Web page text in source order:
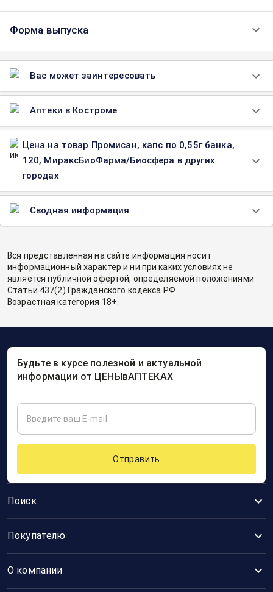
Форма выпуска
Вас может заинтересовать
Аптеки в Костроме
Цена на товар Промисан, капс по 0,55г банка,
120, МираксБиоФарма/Биосфера в других
городах
Сводная информация
Вся представленная на сайте информация носит
информационный характер и ни при каких условиях не
является публичной офертой, определяемой положениями
Статьи 437(2) Гражданского кодекса РФ.
Возрастная категория 18+.
Поиск
Покупателю
О компании
Будьте в курсе полезной и актуальной
информации от ЦЕНЫвАПТЕКАХ
Отправить